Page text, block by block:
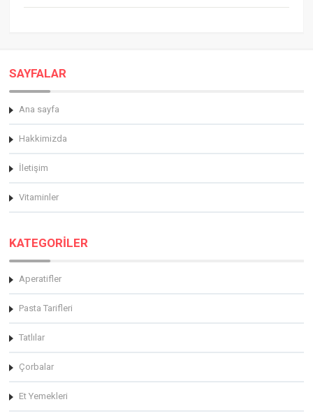
SAYFALAR
Ana sayfa
Hakkimizda
İletişim
Vitaminler
KATEGORİLER
Aperatifler
Pasta Tarifleri
Tatlılar
Çorbalar
Et Yemekleri